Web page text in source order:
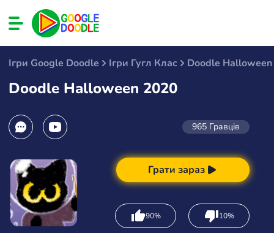
Ігри Google Doodle Ігри Гугл Клас Doodle
Doodle Halloween 2020
965 Гравців
Грати зараз
90% 10%